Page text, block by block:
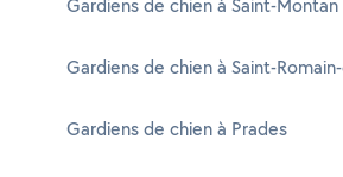
Gardiens de chien à Saint-Montan
Gardiens de chien à Saint-
Gardiens de chien à Prades